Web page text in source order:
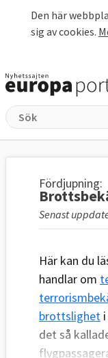
Den här
sig av cookies.
Fördjupning:
Senast
Här kan du
handlar om
brottslighet
det så